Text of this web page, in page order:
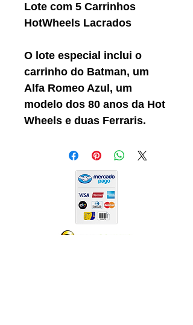
Lote com 5 Carrinhos
HotWheels Lacrados
O lote especial inclui o
carrinho do Batman, um
Alfa Romeo Azul, um
modelo dos 80 anos da Hot
Wheels e duas Ferraris.